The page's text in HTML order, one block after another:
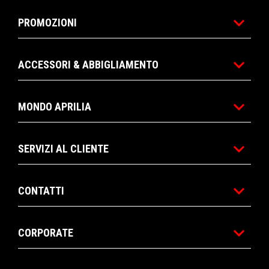
PROMOZIONI
ACCESSORI & ABBIGLIAMENTO
MONDO APRILIA
SERVIZI AL CLIENTE
CONTATTI
CORPORATE